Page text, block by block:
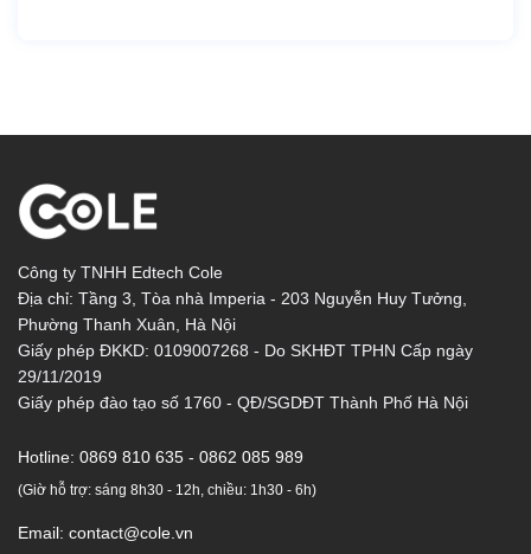
Công ty TNHH Edtech Cole
Địa chỉ: Tầng 3, Tòa nhà Imperia - 203 Nguyễn Huy Tưởng,
Phường Thanh Xuân, Hà Nội
Giấy phép ĐKKD: 0109007268 - Do SKHĐT TPHN Cấp ngày
29/11/2019
Giấy phép đào tạo số 1760 - QĐ/SGDĐT Thành Phố Hà Nội
Hotline: 0869 810 635 - 0862 085 989
(Giờ hỗ trợ: sáng 8h30 - 12h, chiều: 1h30 - 6h)
Email: contact@cole.vn